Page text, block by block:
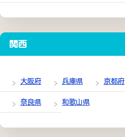
関西
大阪府 兵庫県 京都府
奈良県 和歌山県